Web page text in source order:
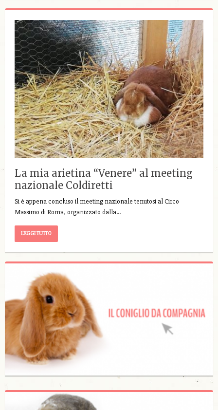
La mia arietina “Venere” al meeting
nazionale Coldiretti
Si è appena concluso il meeting nazionale tenutosi al Circo
Massimo di Roma, organizzato dalla…
LEGGI TUTTO